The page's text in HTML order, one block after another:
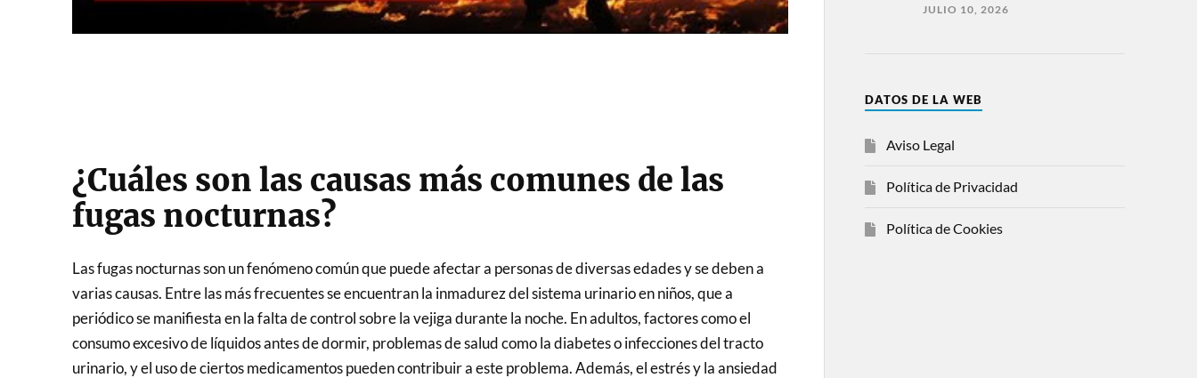
¿Cuáles son las causas más comunes de las
fugas nocturnas?
Las fugas nocturnas son un fenómeno común que puede afectar a personas de diversas edades y se deben a
varias causas. Entre las más frecuentes se encuentran la inmadurez del sistema urinario en niños, que a
periódico se manifiesta en la falta de control sobre la vejiga durante la noche. En adultos, factores como el
consumo excesivo de líquidos antes de dormir, problemas de salud como la diabetes o infecciones del tracto
urinario, y el uso de ciertos medicamentos pueden contribuir a este problema. Además, el estrés y la ansiedad
JULIO 10, 2026
DATOS DE LA WEB
Aviso Legal
Política de Privacidad
Política de Cookies